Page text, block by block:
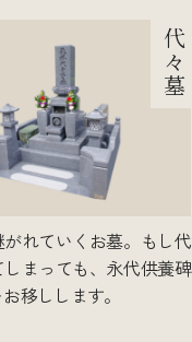
代
々
墓
れていくお墓。もし代
まっても、永代供養碑
移しします。